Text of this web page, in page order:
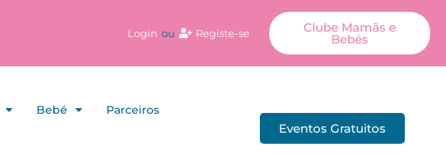
Login ou Registe-se Clube Mamãs e
Bebés
Bebé Parceiros
Eventos Gratuitos